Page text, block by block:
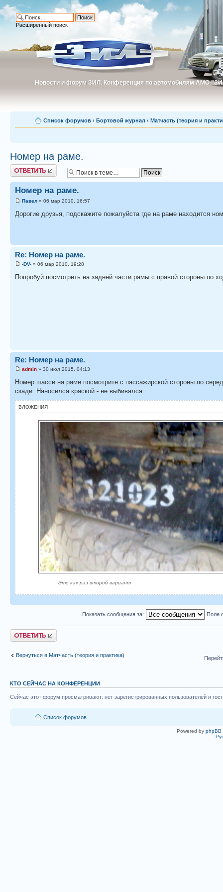
Новости и форум ЗИЛ. Конференция по автомобилям АМО
Новости и форум ЗИЛ. Конференция по автомобилям АМО
Расширенный поиск
Список форумов ‹ Бортовой журнал ‹ Матчасть (теория и
Номер на раме.
Ответить
Номер на раме.
Павел » 06 мар 2010, 16:57
Дорогие друзья, подскажите пожалуйста где на раме находится
Re: Номер на раме.
-DV- » 06 мар 2010, 19:28
Попробуй посмотреть на задней части рамы с правой стороны по
Re: Номер на раме.
admin » 30 июл 2015, 04:13
Номер шасси на раме посмотрите с пассажирской стороны по
сзади. Наносился краской - не выбивался.
ВЛОЖЕНИЯ
Это как раз второй вариант
Показать сообщения за: Поле
Ответить
Вернуться в Матчасть (теория и практика)
КТО СЕЙЧАС НА КОНФЕРЕНЦИИ
Сейчас этот форум просматривают: нет зарегистрированных пользователей и
Список форумов
Powered by phpBB